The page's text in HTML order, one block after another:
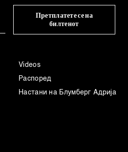
Претплатете се на
билтенот
Videos
Распоред
Настани на Блумберг Адрија